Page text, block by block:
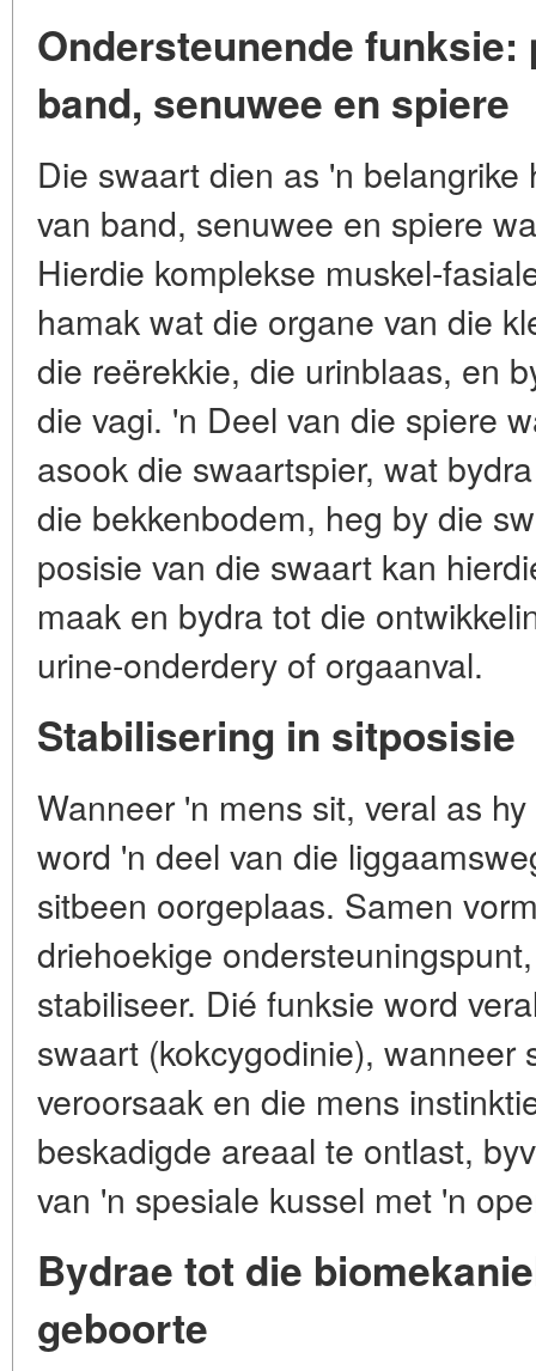
Ondersteunende
band, senuwee en spiere
Die swaart dien as 'n
van band, senuwee en spiere
Hierdie komplekse muskel-
hamak wat die organe van die
die reërekkie, die urinblaas, en
die vagi. 'n Deel van die spiere
asook die swaartspier, wat
die bekkenbodem, heg by die
posisie van die swaart kan
maak en bydra tot die
urine-onderdery of orgaanval.
Stabilisering in sitposisie
Wanneer 'n mens sit, veral as
word 'n deel van die
sitbeen oorgeplaas. Samen
driehoekige
stabiliseer. Dié funksie word
swaart (kokcygodinie), wanneer
veroorsaak en die mens
beskadigde areaal te ontlast,
van 'n spesiale kussel met 'n
Bydrae tot die
geboorte